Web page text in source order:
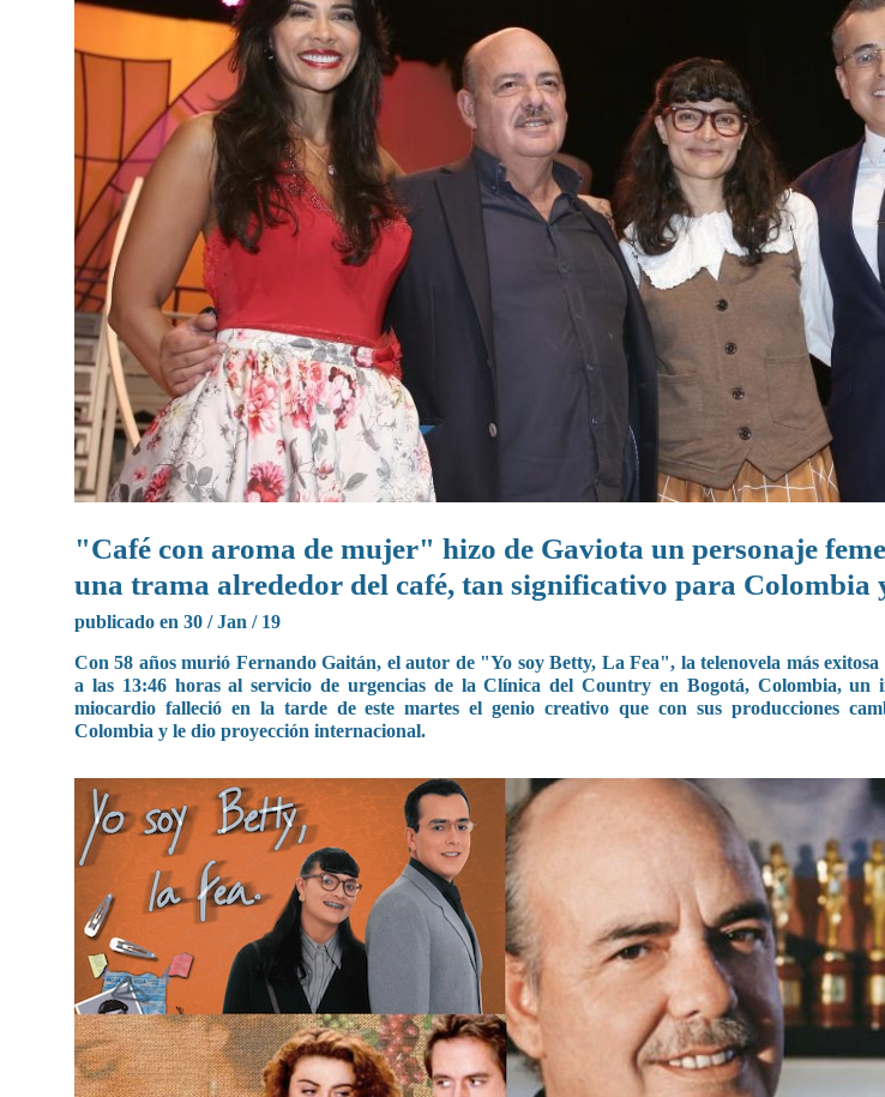
"Café con aroma de mujer" hizo de Gaviota un personaje
una trama alrededor del café, tan significativo para Colombia
publicado en 30 / Jan / 19
Con 58 años murió Fernando Gaitán, el autor de "Yo soy Betty, La Fea", la telenovela más
a las 13:46 horas al servicio de urgencias de la Clínica del Country en Bogotá, Colombia,un
miocardio falleció en la tarde de este martes el genio creativo que con sus producciones
Colombia y le dio proyección internacional.